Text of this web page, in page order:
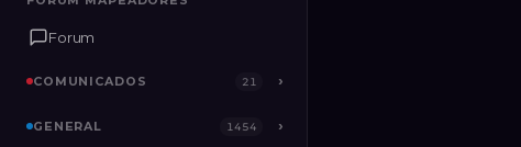
Forum
COMUNICADOS 21 ›
GENERAL 1454 ›
Forum
COMUNICADOS 21 ›
GENERAL 1454 ›